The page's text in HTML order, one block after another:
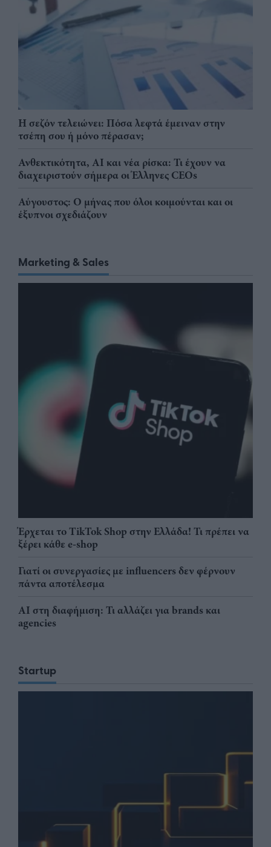
Η σεζόν τελειώνει: Πόσα λεφτά έμειναν στην
τσέπη σου ή μόνο πέρασαν;
Ανθεκτικότητα, AI και νέα ρίσκα: Τι έχουν να
διαχειριστούν σήμερα οι Έλληνες CEOs
Αύγουστος: Ο μήνας που όλοι κοιμούνται και οι
έξυπνοι σχεδιάζουν
Marketing & Sales
Έρχεται το TikTok Shop στην Ελλάδα! Τι πρέπει να
ξέρει κάθε e-shop
Γιατί οι συνεργασίες με influencers δεν φέρνουν
πάντα αποτέλεσμα
AI στη διαφήμιση: Τι αλλάζει για brands και
agencies
Startup